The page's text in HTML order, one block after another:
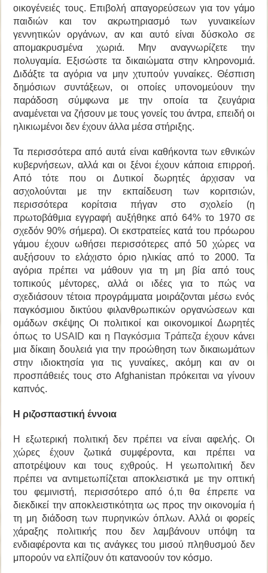
οικογένειές τους. Επιβολή απαγορεύσεων για τον γάμο
παιδιών και τον ακρωτηριασμό των γυναικείων
γεννητικών οργάνων, αν και αυτό είναι δύσκολο σε
απομακρυσμένα χωριά. Μην αναγνωρίζετε την
πολυγαμία. Εξισώστε τα δικαιώματα στην κληρονομιά.
Διδάξτε τα αγόρια να μην χτυπούν γυναίκες. Θέσπιση
δημόσιων συντάξεων, οι οποίες υπονομεύουν την
παράδοση σύμφωνα με την οποία τα ζευγάρια
αναμένεται να ζήσουν με τους γονείς του άντρα, επειδή οι
ηλικιωμένοι δεν έχουν άλλα μέσα στήριξης.
Τα περισσότερα από αυτά είναι καθήκοντα των εθνικών
κυβερνήσεων, αλλά και οι ξένοι έχουν κάποια επιρροή.
Από τότε που οι Δυτικοί δωρητές άρχισαν να
ασχολούνται με την εκπαίδευση των κοριτσιών,
περισσότερα κορίτσια πήγαν στο σχολείο (η
πρωτοβάθμια εγγραφή αυξήθηκε από 64% το 1970 σε
σχεδόν 90% σήμερα). Οι εκστρατείες κατά του πρόωρου
γάμου έχουν ωθήσει περισσότερες από 50 χώρες να
αυξήσουν το ελάχιστο όριο ηλικίας από το 2000. Τα
αγόρια πρέπει να μάθουν για τη μη βία από τους
τοπικούς μέντορες, αλλά οι ιδέες για το πώς να
σχεδιάσουν τέτοια προγράμματα μοιράζονται μέσω ενός
παγκόσμιου δικτύου φιλανθρωπικών οργανώσεων και
ομάδων σκέψης Οι πολιτικοί και οικονομικοί Δωρητές
όπως το USAID και η Παγκόσμια Τράπεζαέχουν κάνει
μια δίκαιη δουλειά για την προώθηση των δικαιωμάτων
στην ιδιοκτησία για τις γυναίκες, ακόμη και αν οι
προσπάθειές τους στο Afghanistan πρόκειται να γίνουν
καπνός.
Η ριζοσπαστική έννοια
Η εξωτερική πολιτική δεν πρέπει να είναι αφελής. Οι
χώρες έχουν ζωτικά συμφέροντα, και πρέπει να
αποτρέψουν και τους εχθρούς. Η γεωπολιτική δεν
πρέπει να αντιμετωπίζεται αποκλειστικά με την οπτική
του φεμινιστή, περισσότερο από ό,τι θα έπρεπε να
διεκδικεί την αποκλειστικότητα ως προς την οικονομία ή
τη μη διάδοση των πυρηνικών όπλων. Αλλά οι φορείς
χάραξης πολιτικής που δεν λαμβάνουν υπόψη τα
ενδιαφέροντα και τις ανάγκες του μισού πληθυσμού δεν
μπορούν να ελπίζουν ότι κατανοούν τον κόσμο.